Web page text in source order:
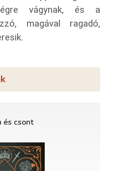
vágynak, és a
magával ragadó,
és csont